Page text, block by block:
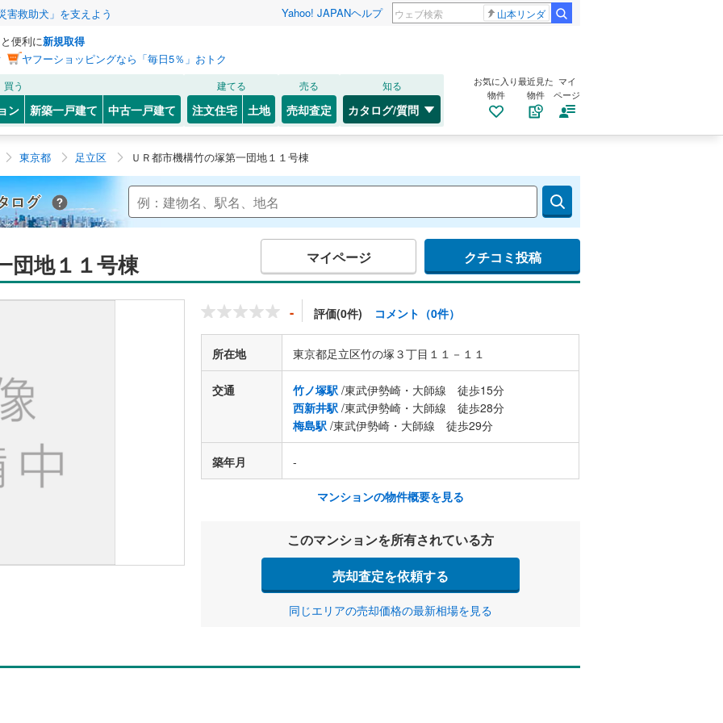
害救助犬」を支えよう Yahoo! JAPANヘルプ 山本リンダ
便利に新規取得
ヤフーショッピングなら「毎日5％」おトク
買う
ン 新築一戸建て 中古一戸建て
建てる
注文住宅 土地
売る
売却査定
知る
カタログ/質問
お気に入り
物件
最近見た
物件
マイ
ページ
東京都 足立区 ＵＲ都市機構竹の塚第一団地１１号棟
Yahoo!不動産 マンションカタログ
団地１１号棟 マイページ クチコミ投稿
- 評価(0件) コメント（0件）
所在地 東京都足立区竹の塚３丁目１１－１１
交通 竹ノ塚駅 /東武伊勢崎・大師線 徒歩15分
西新井駅 /東武伊勢崎・大師線 徒歩28分
梅島駅 /東武伊勢崎・大師線 徒歩29分
築年月 -
マンションの物件概要を見る
このマンションを所有されている方
売却査定を依頼する
同じエリアの売却価格の最新相場を見る